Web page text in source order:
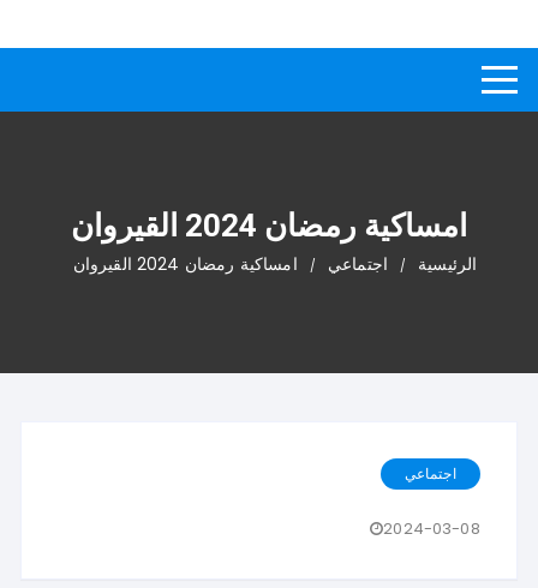
المحتوى
امساكية رمضان 2024 القيروان
الرئيسية اجتماعي امساكية رمضان 2024 القيروان
اجتماعي
2024-03-08